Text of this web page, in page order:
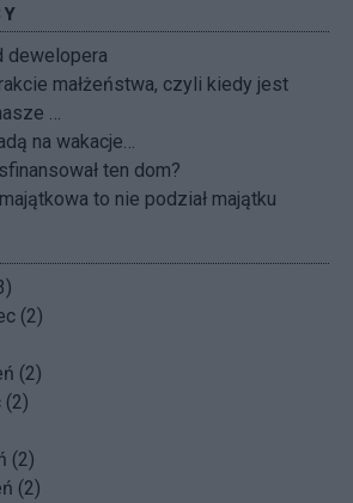
dewelopera
małżeństwa, czyli kiedy jest
…
na wakacje…
ten dom?
to nie podział majątku
(2)
(2)
(2)
(2)
(2)